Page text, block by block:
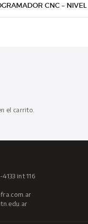
CNC –
el carrito.
int 116